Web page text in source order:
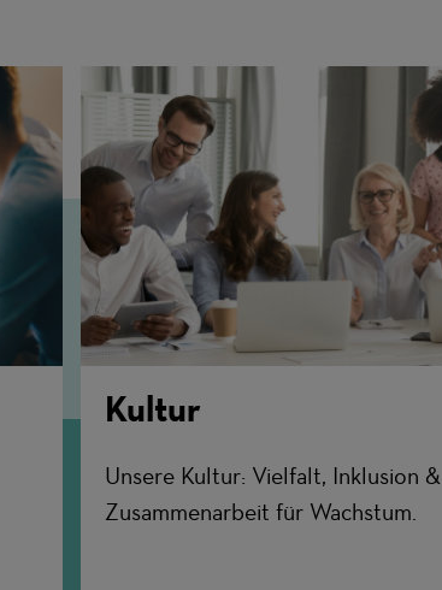
Kultur
Unsere Kultur: Vielfalt, Inklusion &
Zusammenarbeit für Wachstum.